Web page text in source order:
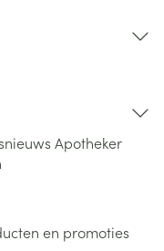
Apotheker
en promoties